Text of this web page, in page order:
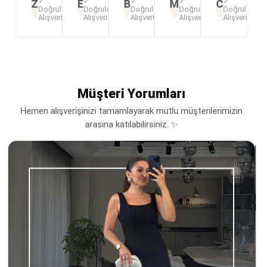
ZDoğrulanmış
Alışveriş
EDoğrulanmış
Alışveriş
BDoğrulanmış
Alışveriş
MDoğrulanmış
Alışveriş
C
Alışveriş
Müşteri Yorumları
Hemen alışverişinizi tamamlayarak mutlu müşterilerimizin
arasına katılabilirsiniz. ✨